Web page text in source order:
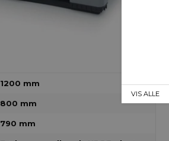
1200 mm
800 mm
790 mm
VIS ALLE